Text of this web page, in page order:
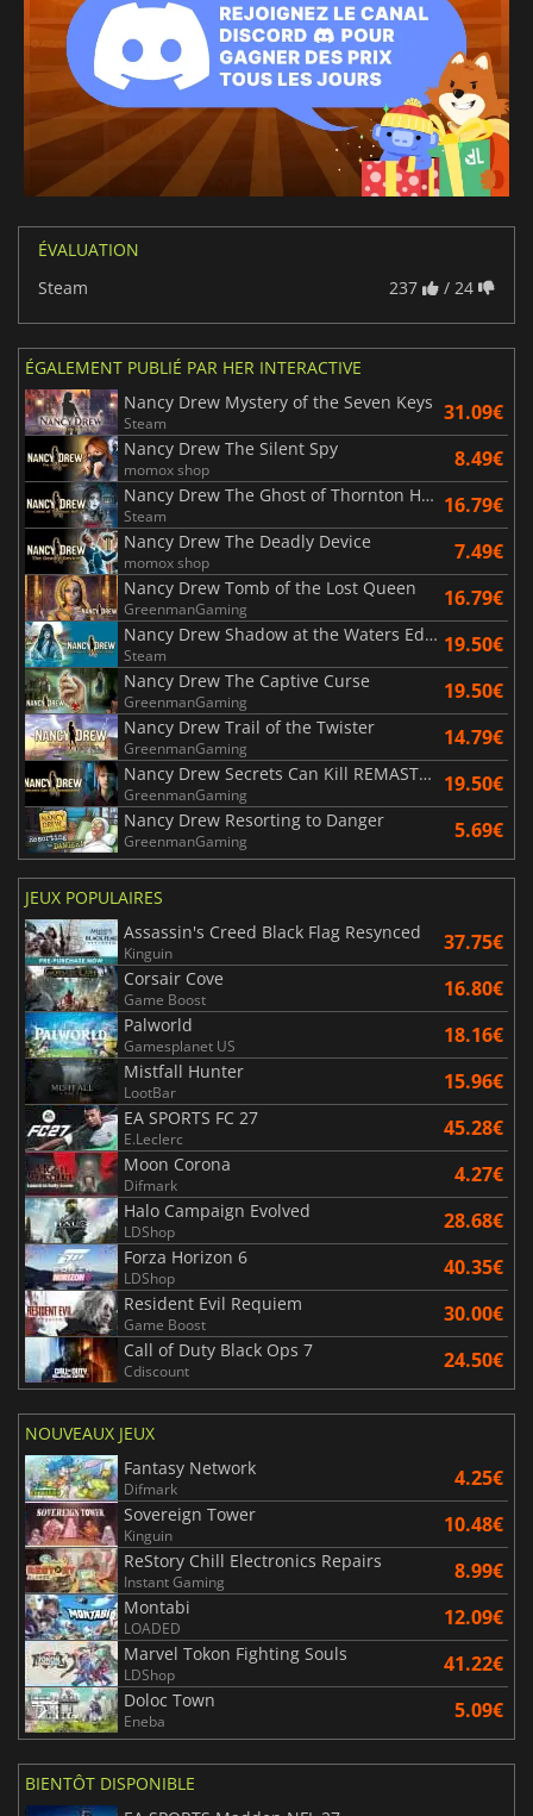
ÉVALUATION
Steam
237 / 24
ÉGALEMENT PUBLIÉ PAR HER INTERACTIVE
Nancy Drew Mystery of the Seven Keys
Steam 31.09€
Nancy Drew The Silent Spy
momox shop 8.49€
Nancy Drew The Ghost of Thornton Hall
Steam 16.79€
Nancy Drew The Deadly Device
momox shop 7.49€
Nancy Drew Tomb of the Lost Queen
GreenmanGaming 16.79€
Nancy Drew Shadow at the Waters Edge
Steam 19.50€
Nancy Drew The Captive Curse
GreenmanGaming 19.50€
Nancy Drew Trail of the Twister
GreenmanGaming 14.79€
Nancy Drew Secrets Can Kill REMASTERED
GreenmanGaming 19.50€
Nancy Drew Resorting to Danger
GreenmanGaming 5.69€
JEUX POPULAIRES
Assassin's Creed Black Flag Resynced
Kinguin 37.75€
Corsair Cove
Game Boost 16.80€
Palworld
Gamesplanet US 18.16€
Mistfall Hunter
LootBar 15.96€
EA SPORTS FC 27
E.Leclerc 45.28€
Moon Corona
Difmark 4.27€
Halo Campaign Evolved
LDShop 28.68€
Forza Horizon 6
LDShop 40.35€
Resident Evil Requiem
Game Boost 30.00€
Call of Duty Black Ops 7
Cdiscount 24.50€
NOUVEAUX JEUX
Fantasy Network
Difmark 4.25€
Sovereign Tower
Kinguin 10.48€
ReStory Chill Electronics Repairs
Instant Gaming 8.99€
Montabi
LOADED 12.09€
Marvel Tokon Fighting Souls
LDShop 41.22€
Doloc Town
Eneba 5.09€
BIENTÔT DISPONIBLE